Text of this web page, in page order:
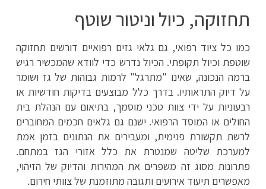
תחזוקה, כיול וניטור שוטף
כמו כל ציוד רפואי, גם גלאי גזים רפואיים דורשים תחזוקה
שוטפת וכיול תקופתי. הכיול נדרש כדי לוודא שהמכשיר רגיש
ברמה הנכונה, שאינו "מתרגל" לרמות גבוהות של גז ושומר
על דיוק התראותיו. בדרך כלל מבוצעים בדיקות חודשיות או
רבעוניות על ידי צוות טכני מוסמך, בתיאום עם הנהלת בית
החולים או המוסד הרפואי. ישנם גם גלאים חכמים המחוברים
לרשת תקשורת פנימית, ומעבירים את הנתונים בזמן אמת
למערכת שליטה שמנטרת את כלל אזורי הגז במתחם.
פתרונות מסוג זה משפרים את המהירות והדיוק של הזיהוי,
מאפשרים תיעוד אירועים ותגובה מתוזמנת של צוותי חירום.